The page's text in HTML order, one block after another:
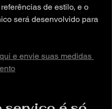
de estilo, e o
será desenvolvido para
e envie suas medidas